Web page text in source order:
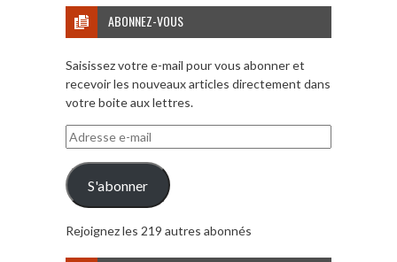
ABONNEZ-VOUS
Saisissez votre e-mail pour vous abonner et
recevoir les nouveaux articles directement dans
votre boite aux lettres.
Adresse
e-
mail
S'abonner
Rejoignez les 219 autres abonnés